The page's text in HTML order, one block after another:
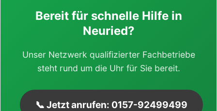
Bereit für schnelle Hilfe in
Neuried?
Unser Netzwerk qualifizierter Fachbetriebe
steht rund um die Uhr für Sie bereit.
📞 Jetzt anrufen: 0157-92499499